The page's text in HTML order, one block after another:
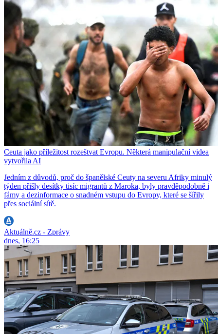
Ceuta jako příležitost rozeštvat Evropu. Některá manipulační videa
vytvořila AI
Jedním z důvodů, proč do španělské Ceuty na severu Afriky minulý
týden přišly desítky tisíc migrantů z Maroka, byly pravděpodobně i
fámy a dezinformace o snadném vstupu do Evropy, které se šířily
přes sociální sítě.
Aktuálně.cz - Zprávy
dnes, 16:25